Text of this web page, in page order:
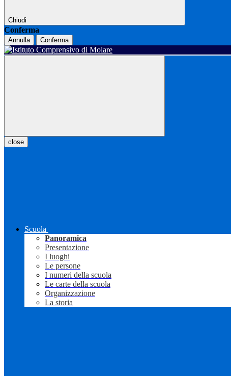
Chiudi
Conferma
Annulla Conferma
close
Scuola
Panoramica
Presentazione
I luoghi
Le persone
I numeri della scuola
Le carte della scuola
Organizzazione
La storia